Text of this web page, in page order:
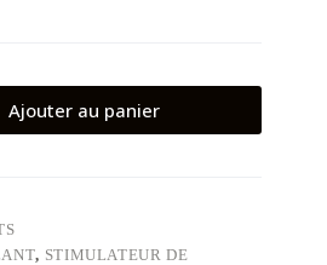
Ajouter au panier
, STIMULATEUR DE